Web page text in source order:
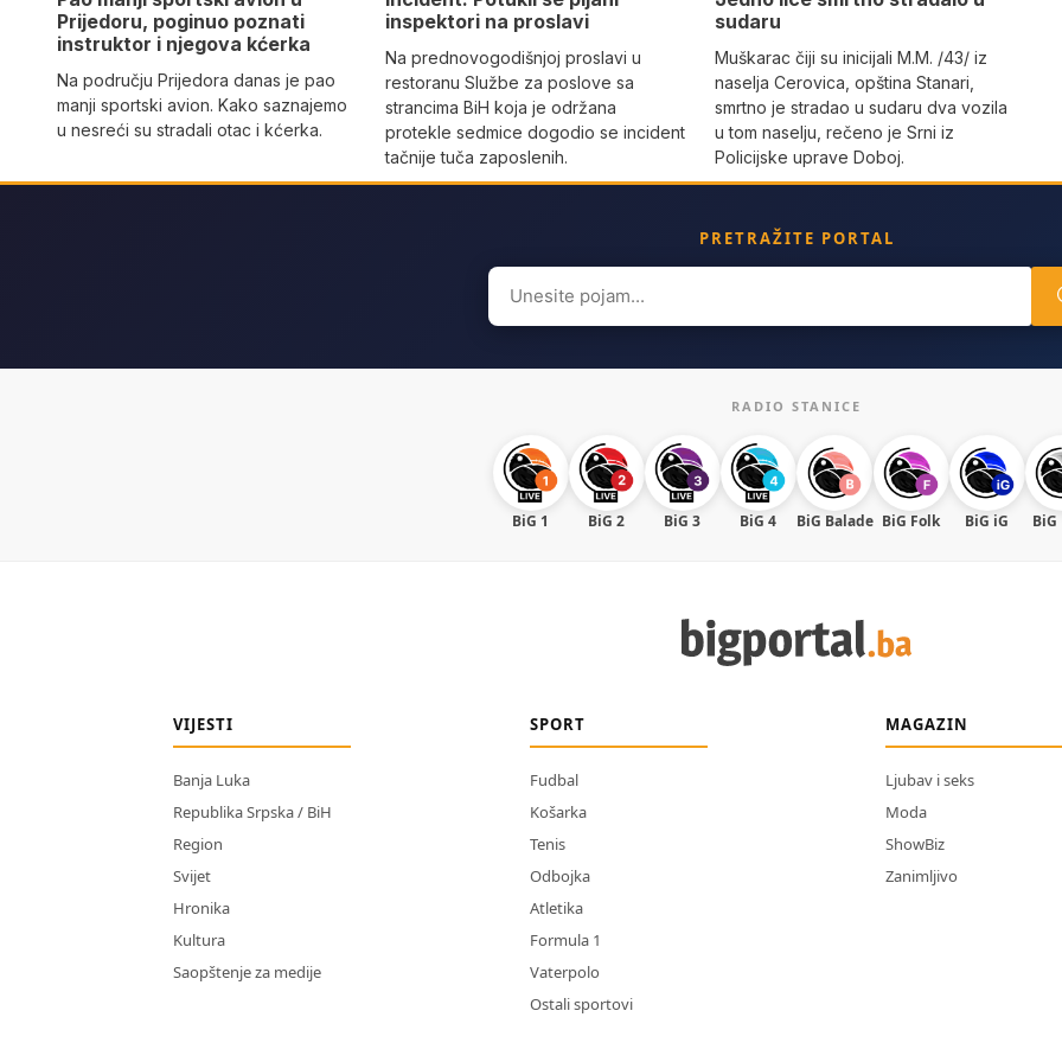
Prijedoru, poginuo poznati
instruktor i njegova kćerka
Na području Prijedora danas je pao
manji sportski avion. Kako saznajemo
u nesreći su stradali otac i kćerka.
inspektori na proslavi
Na prednovogodišnjoj proslavi u
restoranu Službe za poslove sa
strancima BiH koja je održana
protekle sedmice dogodio se incident
tačnije tuča zaposlenih.
sudaru
Muškarac čiji su inicijali M.M. /43/ iz
naselja Cerovica, opština Stanari,
smrtno je stradao u sudaru dva vozila
u tom naselju, rečeno je Srni iz
Policijske uprave Doboj.
PRETRAŽITE PORTAL
Search
for:
RADIO STANICE
BiG 1 BiG 2 BiG 3 BiG 4 BiG Balade BiG Folk BiG iG BiG
VIJESTI
Banja Luka
Republika Srpska / BiH
Region
Svijet
Hronika
Kultura
Saopštenje za medije
SPORT
Fudbal
Košarka
Tenis
Odbojka
Atletika
Formula 1
Vaterpolo
Ostali sportovi
MAGAZIN
Ljubav i seks
Moda
ShowBiz
Zanimljivo